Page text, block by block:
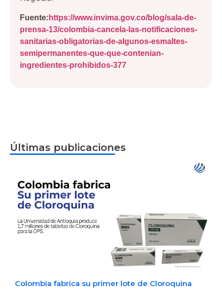
Fuente: https://www.invima.gov.co/blog/sala-de-
prensa-13/colombia-cancela-las-notificaciones-
sanitarias-obligatorias-de-algunos-esmaltes-
semipermanentes-que-que-contenian-
ingredientes-prohibidos-377
Últimas publicaciones
Colombia fabrica su primer lote de Cloroquina